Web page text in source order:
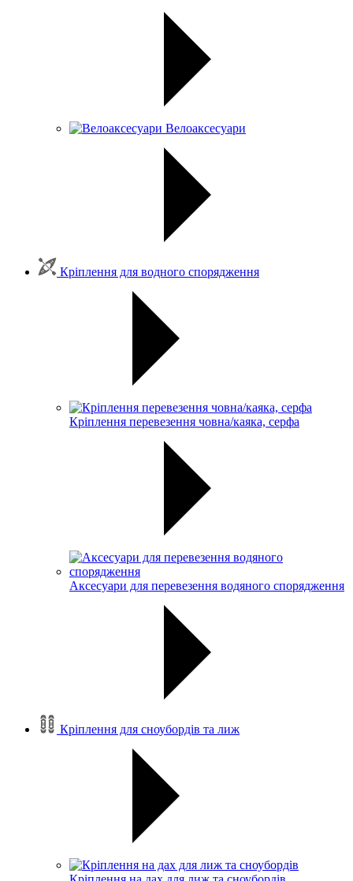
Велоаксесуари
Кріплення для водного спорядження
Кріплення перевезення човна/каяка, серфа
Аксесуари для перевезення водяного спорядження
Кріплення для сноубордів та лиж